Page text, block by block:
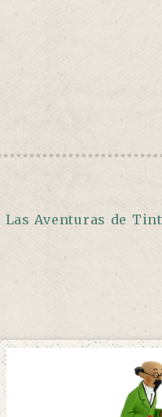
Las Aventuras de